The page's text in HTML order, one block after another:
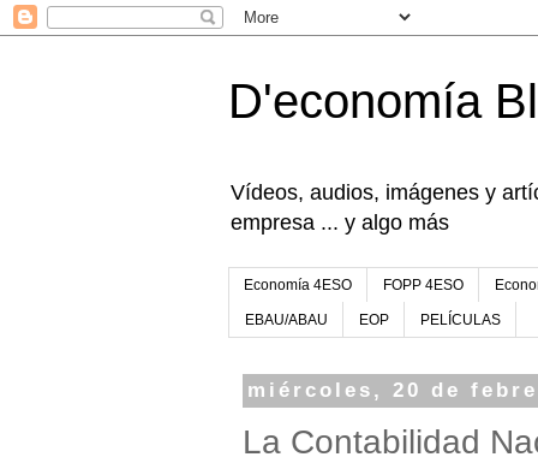
D'economía
Vídeos, audios, imágenes y
empresa ... y algo más
Economía 4ESO FOPP 4ESO
EBAU/ABAU EOP PELÍCULAS
miércoles, 20 de
La Contabilidad